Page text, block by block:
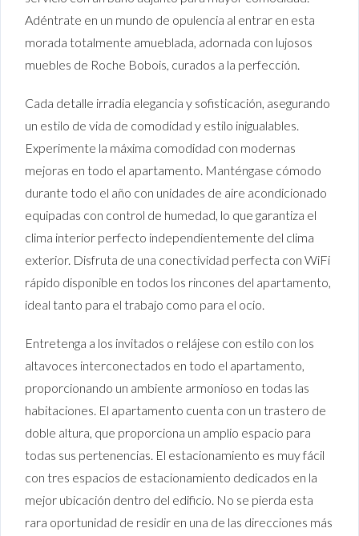
Adéntrate en un mundo de opulencia al entrar en esta
morada totalmente amueblada, adornada con lujosos
muebles de Roche Bobois, curados a la perfección.
Cada detalle irradia elegancia y sofisticación, asegurando
un estilo de vida de comodidad y estilo inigualables.
Experimente la máxima comodidad con modernas
mejoras en todo el apartamento. Manténgase cómodo
durante todo el año con unidades de aire acondicionado
equipadas con control de humedad, lo que garantiza el
clima interior perfecto independientemente del clima
exterior. Disfruta de una conectividad perfecta con WiFi
rápido disponible en todos los rincones del apartamento,
ideal tanto para el trabajo como para el ocio.
Entretenga a los invitados o relájese con estilo con los
altavoces interconectados en todo el apartamento,
proporcionando un ambiente armonioso en todas las
habitaciones. El apartamento cuenta con un trastero de
doble altura, que proporciona un amplio espacio para
todas sus pertenencias. El estacionamiento es muy fácil
con tres espacios de estacionamiento dedicados en la
mejor ubicación dentro del edificio. No se pierda esta
rara oportunidad de residir en una de las direcciones más